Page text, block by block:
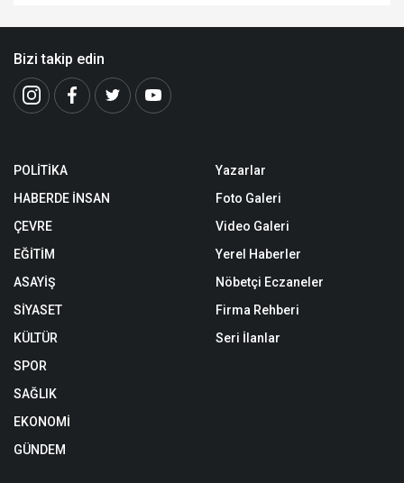
Bizi takip edin
POLİTİKA
HABERDE İNSAN
ÇEVRE
EĞİTİM
ASAYİŞ
SİYASET
KÜLTÜR
SPOR
SAĞLIK
EKONOMİ
GÜNDEM
Yazarlar
Foto Galeri
Video Galeri
Yerel Haberler
Nöbetçi Eczaneler
Firma Rehberi
Seri İlanlar